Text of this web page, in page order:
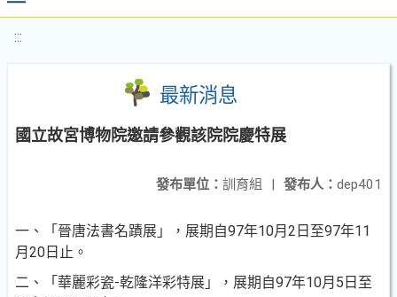
:::
最新消息
國立故宮博物院邀請參觀該院院慶特展
發布人： dep401
發布單位： 訓育組 |
一 、
「晉唐法書名蹟展」，展期自97年10月2日至97年11
月20日止 。
二 、「華麗彩瓷-乾隆洋彩特展」，展期自97年10月5日至